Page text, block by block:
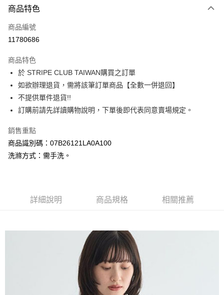
3 期 0 利率 每期
合作金庫商業銀行
上海商業儲蓄銀行
臺灣中小企業銀行
匯豐（台灣）商業銀行
華泰商業銀行
聯邦商業銀行
遠東國際商業銀行
元大商業銀行
玉山商業銀行
星展（台灣）商業銀行
台灣樂天信用卡公司
超商取貨付款
LINE Pay
Apple Pay
街口支付
悠遊付
大哥付你分期
相關說明
【大哥付你分期使用說明】
成交易。
3.實際核准額度、可分期數及費用金額請依後續交易確認頁面所載為準。
法說明評估內容。
1.分期款項不併入電信帳單，「大哥付你分期」於每月結算日後寄送繳費提
2.透過簡訊連結打開帳單後，可選擇「超商條碼／台灣大直營門市／銀行轉
帳／街口支付／iPASS MONEY」等通路繳費。
AFTEE先享後付是「在收到商品之後才付款」的支付方式。 讓您購物簡單
３．安心：先確認商品／服務後，再付款。
【「AFTEE先享後付」結帳流程】
１．於結帳方式選擇「AFTEE先享後付」後，將跳轉至「AFTEE先享後付」
結帳頁面，進行簡訊認證並確認金額後，即可完成結帳。
２．訂單成立數日內，您將收到繳費通知簡訊。
３．收到繳費通知簡訊後14天內，點擊此簡訊中的連結，可透過四大超商／
ATM付款
每筆NT$60，滿NT$388(含以上)免運費
每筆NT$60，滿NT$388(含以上)免運費
商品特色
商品編號
11780686
商品特色
於 STRIPE CLUB TAIWAN購買之訂單
如欲辦理退貨，需將該筆訂單商品【全數一併退回】
不提供單件退貨!!
訂購前請先詳讀購物說明，下單後即代表同意賣場規定。
銷售重點
商品識別碼：07B26121LA0A100
洗滌方式：需手洗。
詳細說明 商品規格 相關推薦